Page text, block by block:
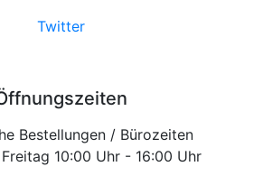
Twitter
Bestellungen / Bürozeiten
10:00 Uhr - 16:00 Uhr